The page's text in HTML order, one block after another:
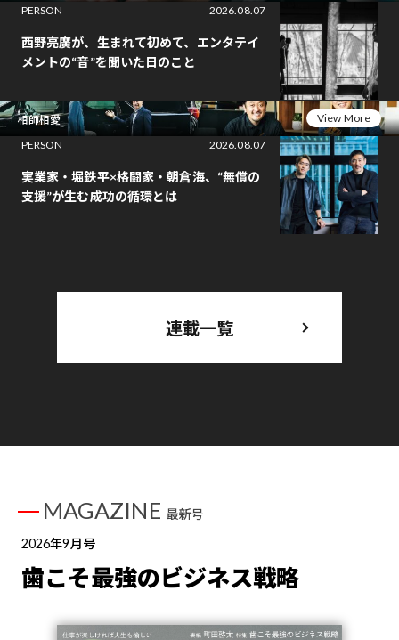
PERSON
2026.08.07
西野亮廣が、生まれて初めて、エンタテイ
メントの“音”を聞いた日のこと
相師相愛
View More
PERSON
2026.08.07
実業家・堀鉄平×格闘家・朝倉海、“無償の
支援”が生む成功の循環とは
連載一覧
MAGAZINE 最新号
2026年9月号
歯こそ最強のビジネス戦略